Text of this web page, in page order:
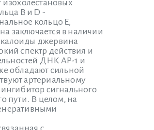
изохолестановых
B и D -
кольцо E,
заключается в наличии
джервина
спектр действия и
ДНК AP-1 и
обладают сильной
артериальному
сигнального
пути. В целом, на
с